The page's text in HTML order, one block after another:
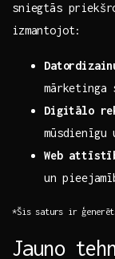
sniegtās
izmantojot:
Digitālo
Web
⁣un‍
*Šis saturs ir⁢
Jauno